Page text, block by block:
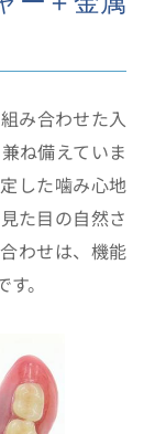
み合わせた入
ね備えていま
した噛み心地
た目の自然さ
わせは、機能
。